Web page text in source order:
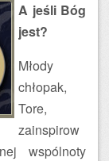
A jeśli Bóg
jest?
Młody
chłopak,
Tore,
zainspirow
wspólnoty